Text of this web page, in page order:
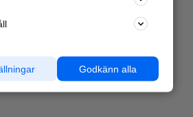
Godkänn alla